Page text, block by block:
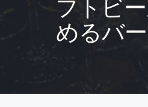
フトビ
めるバ
問い合わせ